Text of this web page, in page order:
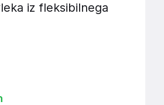
iz fleksibilnega